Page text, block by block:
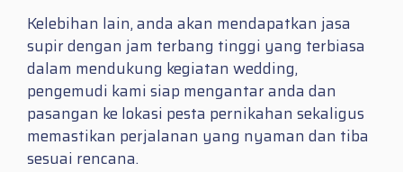
Kelebihan lain, anda akan mendapatkan jasa
supir dengan jam terbang tinggi yang terbiasa
dalam mendukung kegiatan wedding,
pengemudi kami siap mengantar anda dan
pasangan ke lokasi pesta pernikahan sekaligus
memastikan perjalanan yang nyaman dan tiba
sesuai rencana.